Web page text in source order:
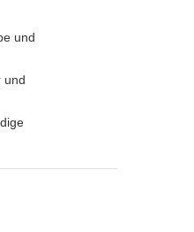
und
und